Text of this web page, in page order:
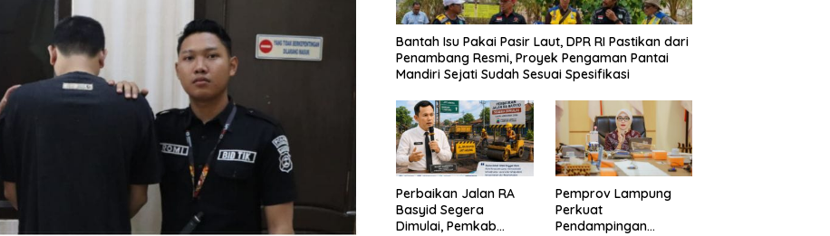
Bantah Isu Pakai Pasir Laut, DPR RI Pastikan dari
Penambang Resmi, Proyek Pengaman Pantai
Mandiri Sejati Sudah Sesuai Spesifikasi
Perbaikan Jalan RA
Basyid Segera
Dimulai, Pemkab
Pemprov Lampung
Perkuat
Pendampingan